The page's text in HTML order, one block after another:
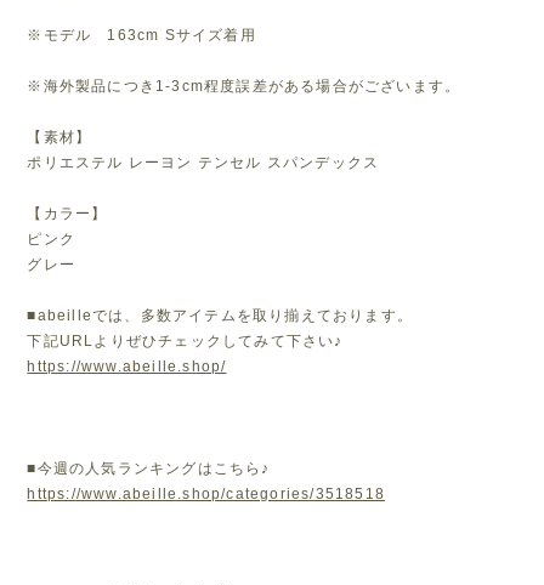
※モデル 163cm Sサイズ着用
※海外製品につき1-3cm程度誤差がある場合がございます。
【素材】
ポリエステル レーヨン テンセル スパンデックス
【カラー】
ピンク
グレー
■abeilleでは、多数アイテムを取り揃えております。
下記URLよりぜひチェックしてみて下さい♪
https://www.abeille.shop/
■今週の人気ランキングはこちら♪
https://www.abeille.shop/categories/3518518